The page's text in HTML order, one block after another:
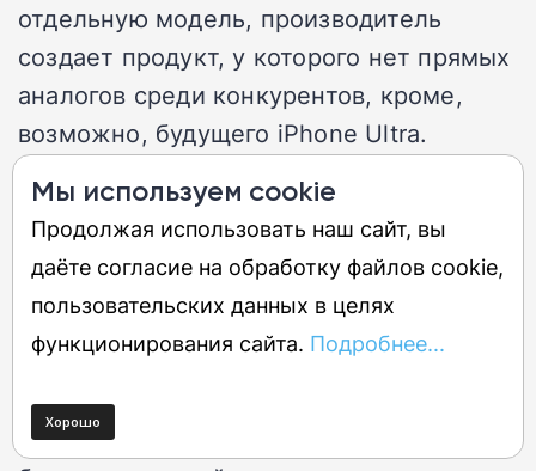
отдельную модель, производитель
создает продукт, у которого нет прямых
аналогов среди конкурентов, кроме,
возможно, будущего iPhone Ultra.
Эксклюзивная 50-МП
ультраширокоугольная камера, самая
яркая на рынке складных дисплеев с
3600 нит и поддержка S Pen — все это
позиционирует Fold 8 Ultra как
бескомпромиссное устройство для
энтузиастов. Интересно, что обычный
Fold 8 в этой стратегии играет роль
Мы используем cookie
Продолжая использовать наш сайт, вы
даёте согласие на обработку файлов cookie,
пользовательских данных в целях
функционирования сайта. Подробнее...